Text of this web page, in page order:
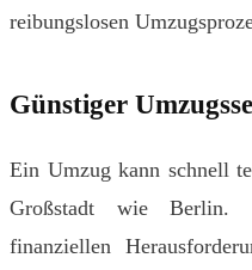
reibungslosen
Günstiger
Ein Umzug kann schnell
Großstadt wie Berlin.
finanziellen